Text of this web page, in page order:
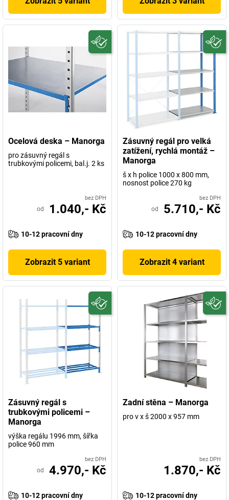
Ocelová deska – Manorga
pro zásuvný regál s
trubkovými policemi, bal.j. 2 ks
bez DPH
od 1.040,- Kč
10-12 pracovní dny
Zobrazit 5 variant
Zásuvný regál pro velká
zatížení, rychlá montáž –
Manorga
š x h police 1000 x 800 mm,
nosnost police 270 kg
bez DPH
od 5.710,- Kč
10-12 pracovní dny
Zobrazit 4 variant
Zásuvný regál s
trubkovými policemi –
Manorga
výška regálu 1996 mm, šířka
police 960 mm
bez DPH
od 4.970,- Kč
10-12 pracovní dny
Zadní stěna – Manorga
pro v x š 2000 x 957 mm
bez DPH
1.870,- Kč
10-12 pracovní dny